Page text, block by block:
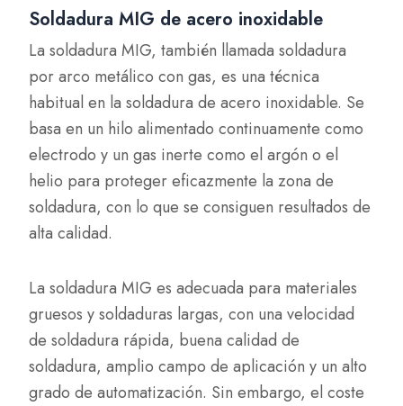
Soldadura MIG de acero inoxidable
La soldadura MIG, también llamada soldadura
por arco metálico con gas, es una técnica
habitual en la soldadura de acero inoxidable. Se
basa en un hilo alimentado continuamente como
electrodo y un gas inerte como el argón o el
helio para proteger eficazmente la zona de
soldadura, con lo que se consiguen resultados de
alta calidad.
La soldadura MIG es adecuada para materiales
gruesos y soldaduras largas, con una velocidad
de soldadura rápida, buena calidad de
soldadura, amplio campo de aplicación y un alto
grado de automatización. Sin embargo, el coste